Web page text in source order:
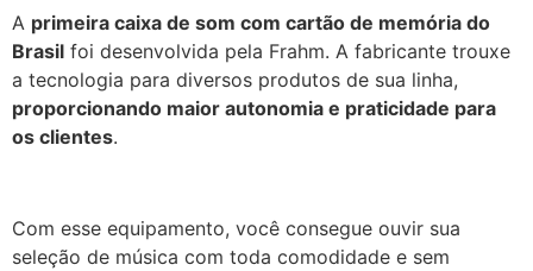
A primeira caixa de som com cartão de memória do
Brasil foi desenvolvida pela Frahm. A fabricante trouxe
a tecnologia para diversos produtos de sua linha,
proporcionando maior autonomia e praticidade para
os clientes.
Com esse equipamento, você consegue ouvir sua
seleção de música com toda comodidade e sem